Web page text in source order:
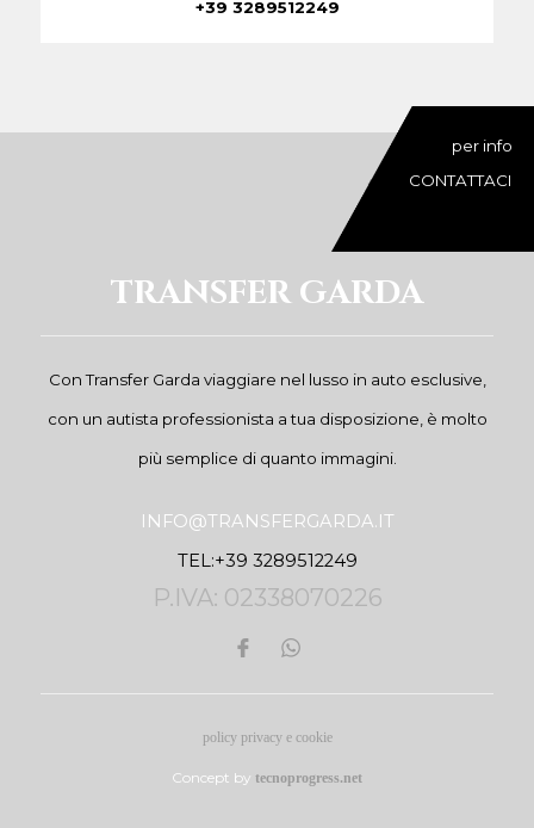
+39 3289512249
per info
CONTATTACI
TRANSFER GARDA
Con Transfer Garda viaggiare nel lusso in auto esclusive,
con un autista professionista a tua disposizione, è molto
più semplice di quanto immagini.
INFO@TRANSFERGARDA.IT
TEL:+39 3289512249
P.IVA: 02338070226
policy privacy e cookie
Concept by tecnoprogress.net